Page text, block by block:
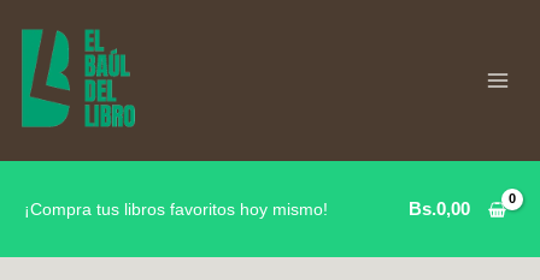
contenido
¡Compra tus libros favoritos hoy mismo! Bs.0,00